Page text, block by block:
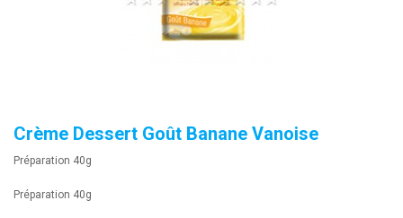
Crème Dessert Goût Banane Vanoise
Préparation 40g
Préparation 40g